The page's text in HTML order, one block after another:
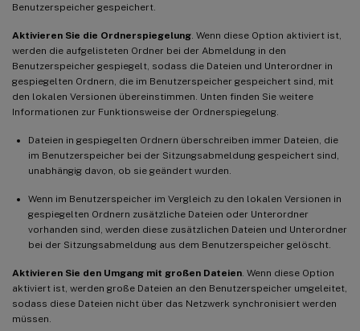
Benutzerspeicher gespeichert.
Aktivieren Sie die Ordnerspiegelung . Wenn diese Option aktiviert ist,
werden die aufgelisteten Ordner bei der Abmeldung in den
Benutzerspeicher gespiegelt, sodass die Dateien und Unterordner in
gespiegelten Ordnern, die im Benutzerspeicher gespeichert sind, mit
den lokalen Versionen übereinstimmen. Unten finden Sie weitere
Informationen zur Funktionsweise der Ordnerspiegelung.
Dateien in gespiegelten Ordnern überschreiben immer Dateien, die
im Benutzerspeicher bei der Sitzungsabmeldung gespeichert sind,
unabhängig davon, ob sie geändert wurden.
Wenn im Benutzerspeicher im Vergleich zu den lokalen Versionen in
gespiegelten Ordnern zusätzliche Dateien oder Unterordner
vorhanden sind, werden diese zusätzlichen Dateien und Unterordner
bei der Sitzungsabmeldung aus dem Benutzerspeicher gelöscht.
Aktivieren Sie den Umgang mit großen Dateien . Wenn diese Option
aktiviert ist, werden große Dateien an den Benutzerspeicher umgeleitet,
sodass diese Dateien nicht über das Netzwerk synchronisiert werden
müssen.